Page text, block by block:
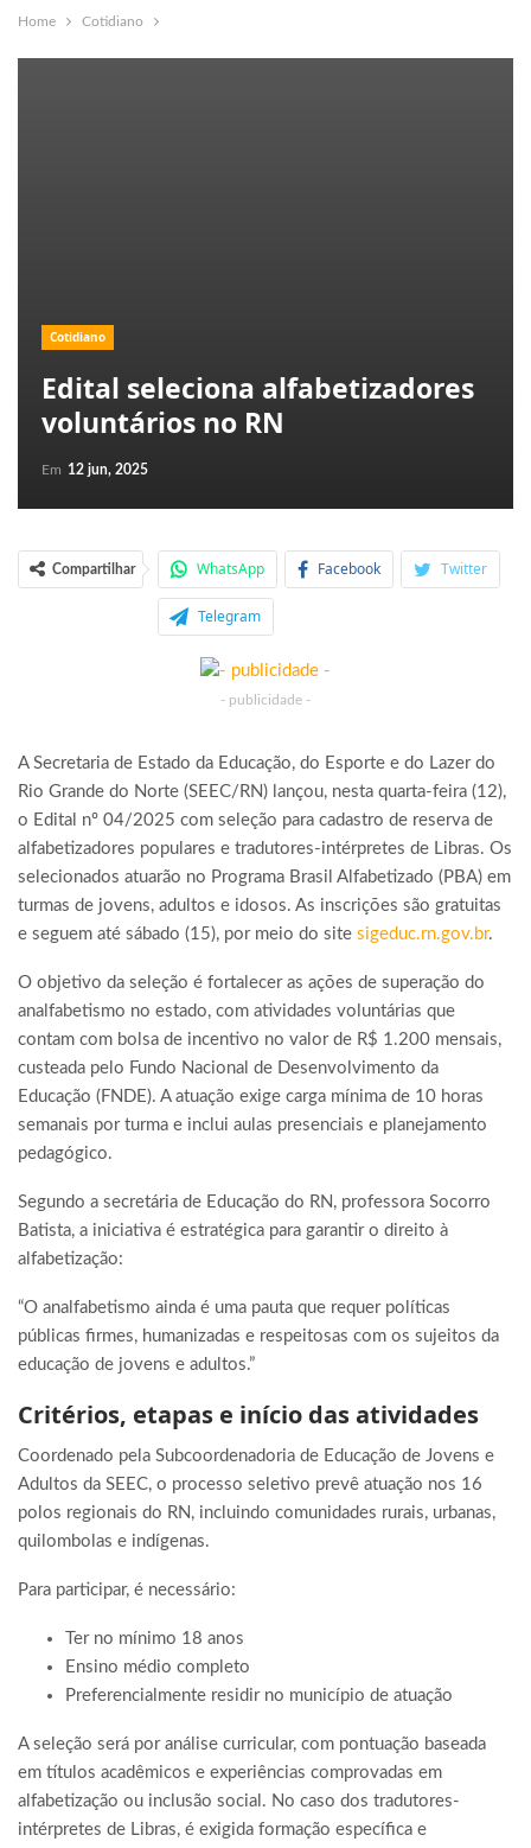
Home Cotidiano
Cotidiano
Edital seleciona alfabetizadores
voluntários no RN
Em 12 jun, 2025
Compartilhar WhatsApp Facebook Twitter
Telegram
- publicidade -
A Secretaria de Estado da Educação, do Esporte e do Lazer do
Rio Grande do Norte (SEEC/RN) lançou, nesta quarta-feira (12),
o Edital nº 04/2025 com seleção para cadastro de reserva de
alfabetizadores populares e tradutores-intérpretes de Libras. Os
selecionados atuarão no Programa Brasil Alfabetizado (PBA) em
turmas de jovens, adultos e idosos. As inscrições são gratuitas
e seguem até sábado (15), por meio do site sigeduc.rn.gov.br.
O objetivo da seleção é fortalecer as ações de superação do
analfabetismo no estado, com atividades voluntárias que
contam com bolsa de incentivo no valor de R$ 1.200 mensais,
custeada pelo Fundo Nacional de Desenvolvimento da
Educação (FNDE). A atuação exige carga mínima de 10 horas
semanais por turma e inclui aulas presenciais e planejamento
pedagógico.
Segundo a secretária de Educação do RN, professora Socorro
Batista, a iniciativa é estratégica para garantir o direito à
alfabetização:
“O analfabetismo ainda é uma pauta que requer políticas
públicas firmes, humanizadas e respeitosas com os sujeitos da
educação de jovens e adultos.”
Critérios, etapas e início das atividades
Coordenado pela Subcoordenadoria de Educação de Jovens e
Adultos da SEEC, o processo seletivo prevê atuação nos 16
polos regionais do RN, incluindo comunidades rurais, urbanas,
quilombolas e indígenas.
Para participar, é necessário:
Ter no mínimo 18 anos
Ensino médio completo
Preferencialmente residir no município de atuação
A seleção será por análise curricular, com pontuação baseada
em títulos acadêmicos e experiências comprovadas em
alfabetização ou inclusão social. No caso dos tradutores-
intérpretes de Libras, é exigida formação específica e